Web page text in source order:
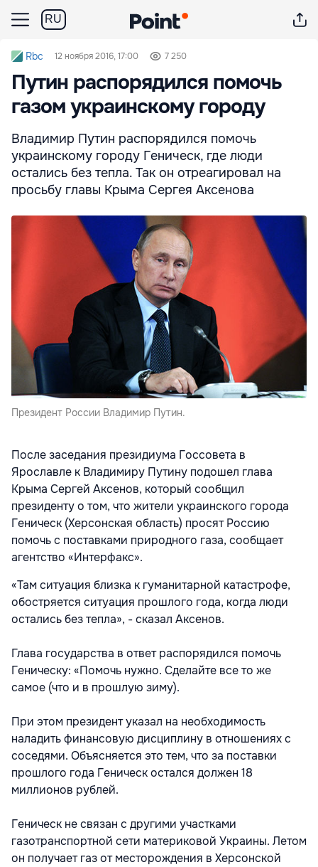
RU
Rbc 12 ноября 2016, 17:00 7 250
Путин распорядился помочь
газом украинскому городу
Владимир Путин распорядился помочь
украинскому городу Геническ, где люди
остались без тепла. Так он отреагировал на
просьбу главы Крыма Сергея Аксенова
Президент России Владимир Путин.
После заседания президиума Госсовета в
Ярославле к Владимиру Путину подошел глава
Крыма Сергей Аксенов, который сообщил
президенту о том, что жители украинского города
Геническ (Херсонская область) просят Россию
помочь с поставками природного газа, сообщает
агентство «Интерфакс».
«Там ситуация близка к гуманитарной катастрофе,
обостряется ситуация прошлого года, когда люди
остались без тепла», - сказал Аксенов.
Глава государства в ответ распорядился помочь
Геническу: «Помочь нужно. Сделайте все то же
самое (что и в прошлую зиму).
При этом президент указал на необходимость
наладить финансовую дисциплину в отношениях с
соседями. Объясняется это тем, что за поставки
прошлого года Геническ остался должен 18
миллионов рублей.
Геническ не связан с другими участками
газотранспортной сети материковой Украины. Летом
он получает газ от месторождения в Херсонской